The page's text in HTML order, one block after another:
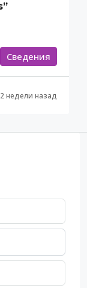
Cведения
2 недели назад